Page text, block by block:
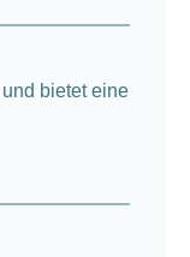
bietet eine